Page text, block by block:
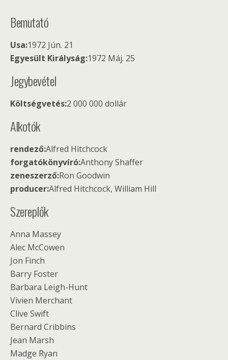
Bemutató
Usa:1972 Jún. 21
Egyesült Királyság:1972 Máj. 25
Jegybevétel
Költségvetés:2 000 000 dollár
Alkotók
rendező:Alfred Hitchcock
forgatókönyvíró:Anthony Shaffer
zeneszerző:Ron Goodwin
producer:Alfred Hitchcock, William Hill
Szereplők
Anna Massey
Alec McCowen
Jon Finch
Barry Foster
Barbara Leigh-Hunt
Vivien Merchant
Clive Swift
Bernard Cribbins
Jean Marsh
Madge Ryan